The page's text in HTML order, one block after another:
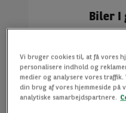
Biler I
Vi bruger cookies til, at få vores
personalisere indhold og
medier og analysere vores
din brug af vores hjemmeside på
analytiske samarbejdspartnere.